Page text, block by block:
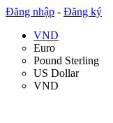
Đăng nhập - Đăng ký
VND
Euro
Pound Sterling
US Dollar
VND